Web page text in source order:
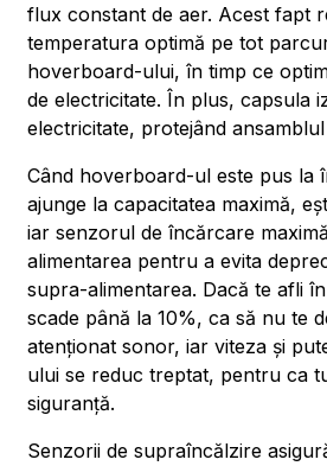
flux constant de aer. Acest fapt
temperatura optimă pe tot
hoverboard-ului, în timp ce
de electricitate. În plus, capsula
electricitate, protejând
Când hoverboard-ul este pus la
ajunge la capacitatea maximă,
iar senzorul de încărcare
alimentarea pentru a evita
supra-alimentarea. Dacă te afli
scade până la 10%, ca să nu te
atenționat sonor, iar viteza și
ului se reduc treptat, pentru ca
siguranță.
Senzorii de supraîncălzire